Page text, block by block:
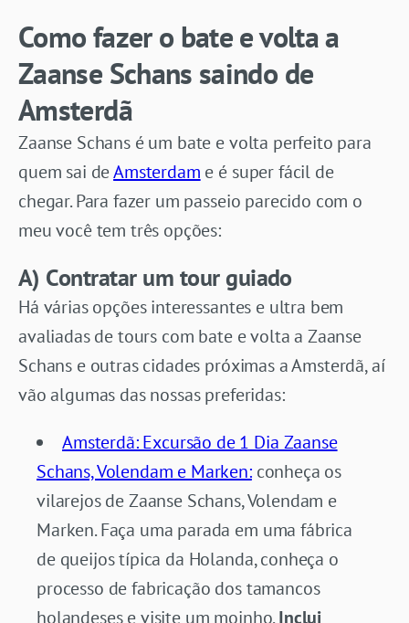
Como fazer o bate e volta a
Zaanse Schans saindo de
Amsterdã
Zaanse Schans é um bate e volta perfeito para
quem sai deAmsterdam e é super fácil de
chegar. Para fazer um passeio parecido com o
meu você tem três opções:
A) Contratar um tour guiado
Há várias opções interessantes e ultra bem
avaliadas de tours com bate e volta a Zaanse
Schans e outras cidades próximas a Amsterdã, aí
vão algumas das nossas preferidas:
Amsterdã: Excursão de 1 Dia Zaanse
Schans, Volendam e Marken:conheça os
vilarejos de Zaanse Schans, Volendam e
Marken. Faça uma parada em uma fábrica
de queijos típica da Holanda, conheça o
processo de fabricação dos tamancos
holandeses e visite um moinho.Inclui